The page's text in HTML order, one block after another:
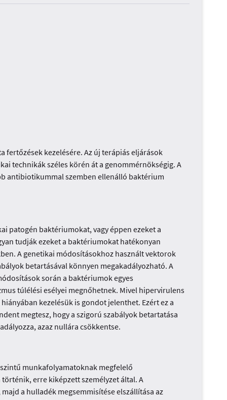
kezelésére. Az új terápiás eljárások
technikák széles körén át a genommérnökségig. A
antibiotikummal szemben ellenálló baktérium
patogén baktériumokat, vagy éppen ezeket a
tudják ezeket a baktériumokat hatékonyan
A genetikai módosításokhoz használt vektorok
betartásával könnyen megakadályozható. A
során a baktériumok egyes
túlélési esélyei megnőhetnek. Mivel hipervirulens
kezelésük is gondot jelenthet. Ezért ez a
megtesz, hogy a szigorú szabályok betartatása
azaz nullára csökkentse.
munkafolyamatoknak megfelelő
erre kiképzett személyzet által. A
a hulladék megsemmisítése elszállítása az